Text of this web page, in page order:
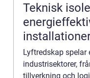
Teknisk isolering
Lyftredskap spelar
industrisektorer,
tillverkning och